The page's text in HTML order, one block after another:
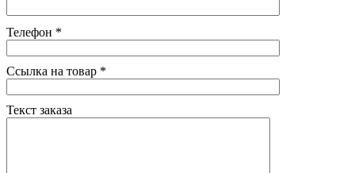
Телефон *
Ссылка на товар *
Текст заказа